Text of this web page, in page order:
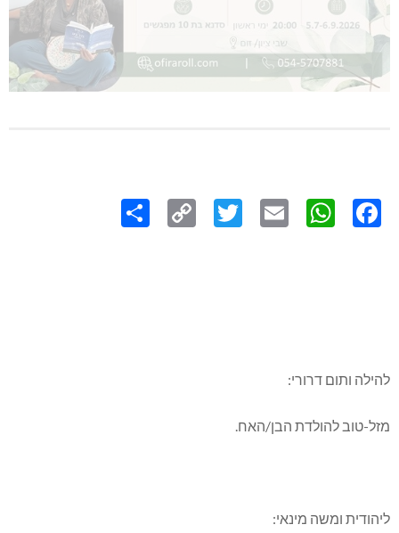
Link
להילה ותום דרורי:
מזל-טוב להולדת הבן/האח.
ליהודית ומשה מינאי: